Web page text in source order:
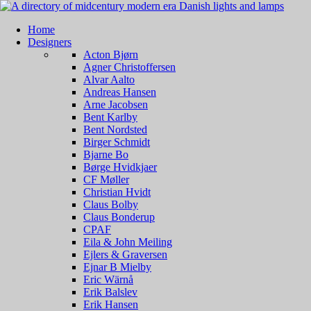
Home
Designers
Acton Bjørn
Agner Christoffersen
Alvar Aalto
Andreas Hansen
Arne Jacobsen
Bent Karlby
Bent Nordsted
Birger Schmidt
Bjarne Bo
Børge Hvidkjaer
CF Møller
Christian Hvidt
Claus Bolby
Claus Bonderup
CPAF
Eila & John Meiling
Ejlers & Graversen
Ejnar B Mielby
Eric Wärnå
Erik Balslev
Erik Hansen